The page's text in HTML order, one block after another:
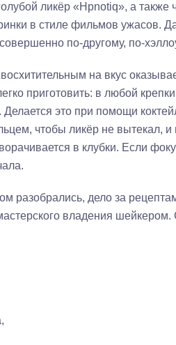
ликёр «Hpnotiq», а
в стиле фильмов ужасов.
по-другому, по-
на вкус
приготовить: в любой
это при помощи
чтобы ликёр не вытекал,
в клубки. Если
разобрались, дело за
владения шейкером.